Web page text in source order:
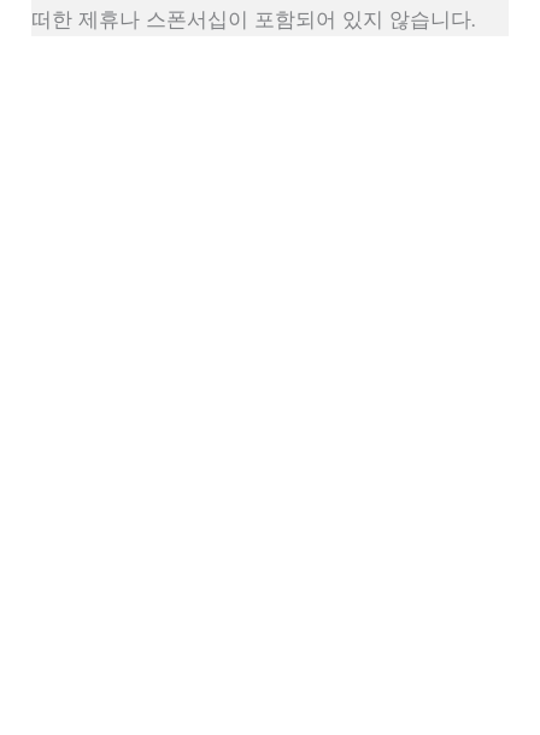
떠한 제휴나 스폰서십이 포함되어 있지 않습니다.